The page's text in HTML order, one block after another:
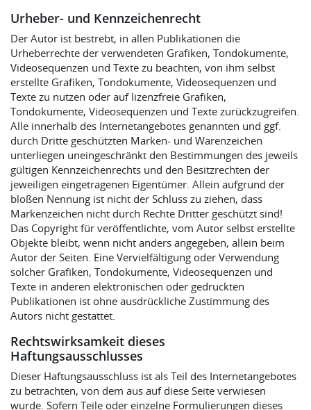
Urheber- und Kennzeichenrecht
Der Autor ist bestrebt, in allen Publikationen die
Urheberrechte der verwendeten Grafiken, Tondokumente,
Videosequenzen und Texte zu beachten, von ihm selbst
erstellte Grafiken, Tondokumente, Videosequenzen und
Texte zu nutzen oder auf lizenzfreie Grafiken,
Tondokumente, Videosequenzen und Texte zurückzugreifen.
Alle innerhalb des Internetangebotes genannten und ggf.
durch Dritte geschützten Marken- und Warenzeichen
unterliegen uneingeschränkt den Bestimmungen des jeweils
gültigen Kennzeichenrechts und den Besitzrechten der
jeweiligen eingetragenen Eigentümer. Allein aufgrund der
bloßen Nennung ist nicht der Schluss zu ziehen, dass
Markenzeichen nicht durch Rechte Dritter geschützt sind!
Das Copyright für veröffentlichte, vom Autor selbst erstellte
Objekte bleibt, wenn nicht anders angegeben, allein beim
Autor der Seiten. Eine Vervielfältigung oder Verwendung
solcher Grafiken, Tondokumente, Videosequenzen und
Texte in anderen elektronischen oder gedruckten
Publikationen ist ohne ausdrückliche Zustimmung des
Autors nicht gestattet.
Rechtswirksamkeit dieses
Haftungsausschlusses
Dieser Haftungsausschluss ist als Teil des Internetangebotes
zu betrachten, von dem aus auf diese Seite verwiesen
wurde. Sofern Teile oder einzelne Formulierungen dieses